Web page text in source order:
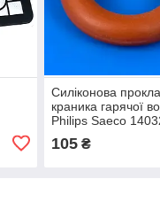
Силіконова
краника гарячої
Philips Saeco
105₴